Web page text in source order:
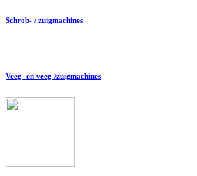
Schrob- / zuigmachines
Veeg- en veeg-/zuigmachines